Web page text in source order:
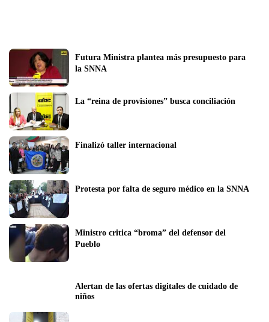
Futura Ministra plantea más presupuesto para
la SNNA
La “reina de provisiones” busca conciliación
Finalizó taller internacional
Protesta por falta de seguro médico en la SNNA
Ministro critica “broma” del defensor del
Pueblo
Alertan de las ofertas digitales de cuidado de
niños